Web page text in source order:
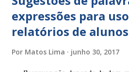
expressões para
relatórios de alunos
Por Matos Lima junho 30, 2017